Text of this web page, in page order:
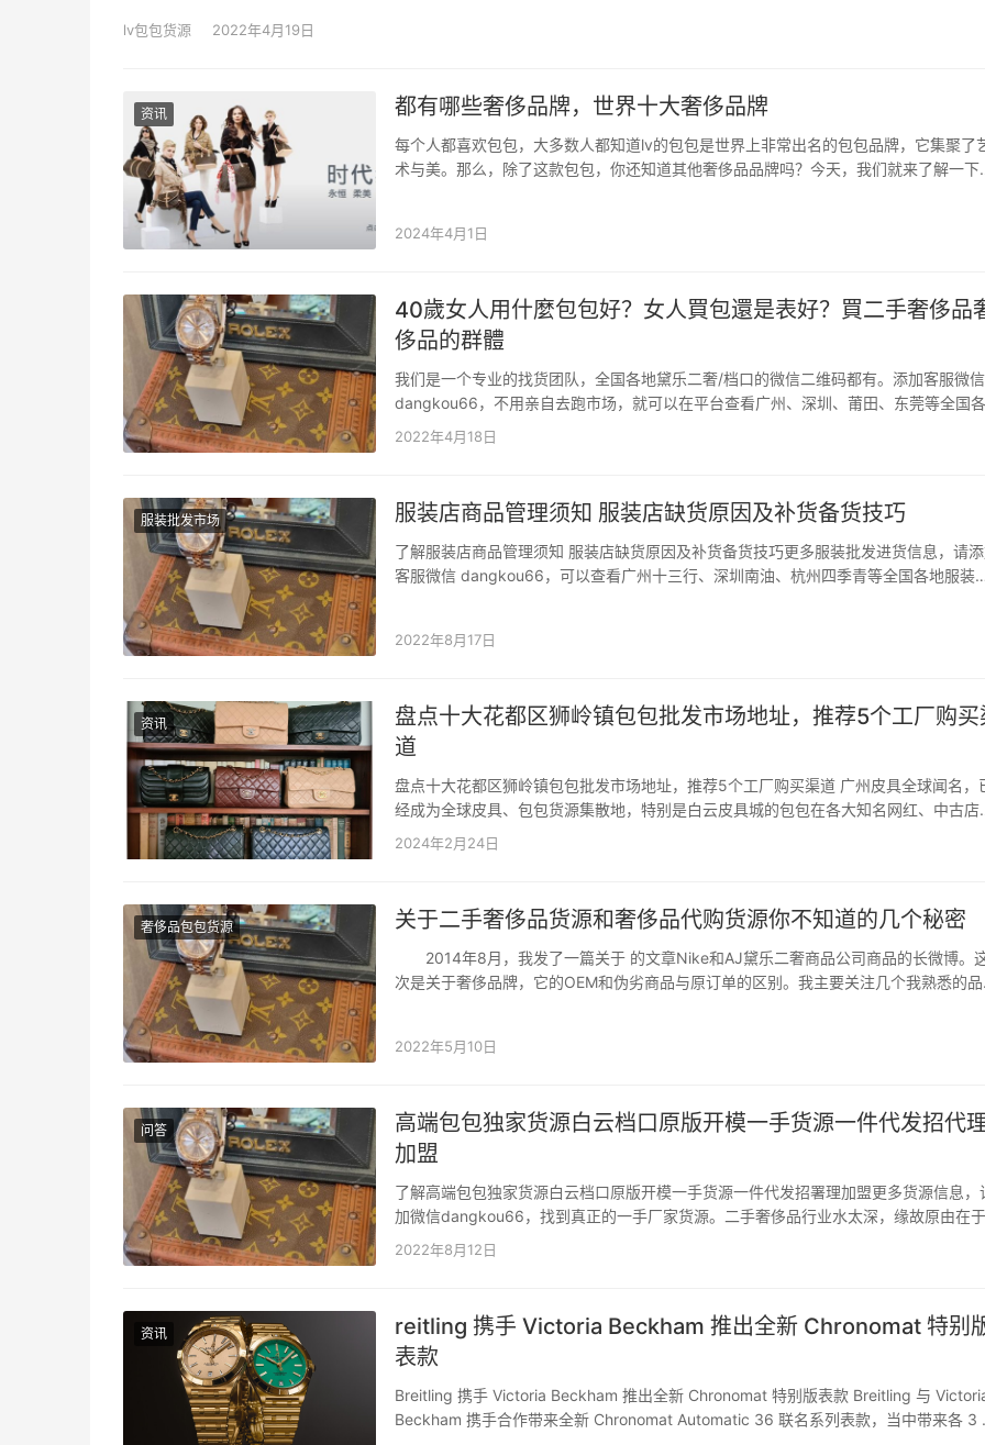
lv包包货源 2022年4月19日
资讯 都有哪些奢侈品牌，世界十大奢侈品牌
每个人都喜欢包包，大多数人都知道lv的包包是世界上非常出名的包包品牌，它集聚了
术与美。那么，除了这款包包，你还知道其他奢侈品品牌吗？今天，我们就来了解一下
2024年4月1日
40歲女人用什麼包包好？女人買包還是表好？買二手奢侈品
侈品的群體
我们是一个专业的找货团队，全国各地黛乐二奢/档口的微信二维码都有。添加客服微信
dangkou66，不用亲自去跑市场，就可以在平台查看广州、深圳、莆田、东莞等全国
二手奢侈品包包、鞋子、衣服、手表的黛乐二奢一手货源，直接对接一手货源代发，一
2022年4月18日
服装批发市场 服装店商品管理须知 服装店缺货原因及补货备货技巧
了解服装店商品管理须知 服装店缺货原因及补货备货技巧更多服装批发进货信息，请
客服微信 dangkou66，可以查看广州十三行、深圳南油、杭州四季青等全国各地服装
2022年8月17日
资讯
盘点十大花都区狮岭镇包包批发市场地址，推荐5个工厂购买
道
盘点十大花都区狮岭镇包包批发市场地址，推荐5个工厂购买渠道 广州皮具全球闻名，
经成为全球皮具、包包货源集散地，特别是白云皮具城的包包在各大知名网红、中古店
捧。找广州皮具工厂一手货源、找白云皮具城档口联系方式，请加搜档网客服微信
2024年2月24日
奢侈品包包货源 关于二手奢侈品货源和奢侈品代购货源你不知道的几个秘密
2014年8月，我发了一篇关于 的文章Nike和AJ黛乐二奢商品公司商品的长微博。
次是关于奢侈品牌，它的OEM和伪劣商品与原订单的区别。我主要关注几个我熟悉的品
2022年5月10日
问答
高端包包独家货源白云档口原版开模一手货源一件代发招代
加盟
了解高端包包独家货源白云档口原版开模一手货源一件代发招署理加盟更多货源信息，
加微信dangkou66，找到真正的一手厂家货源。二手奢侈品行业水太深，缘故原由在
有集中的信息展示平台，这就给了骗子和二道商人可乘之机。我们打造了一个二手奢侈
2022年8月12日
资讯
reitling 携手 Victoria Beckham 推出全新 Chronomat 特别
表款
Breitling 携手 Victoria Beckham 推出全新 Chronomat 特别版表款 Breitling 与
Beckham 携手合作带来全新 Chronomat Automatic 36 联名系列表款，当中带来各 3